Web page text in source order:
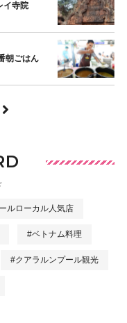
イ寺院
朝ごはん
ルローカル人気店
#ベトナム料理
#クアラルンプール観光